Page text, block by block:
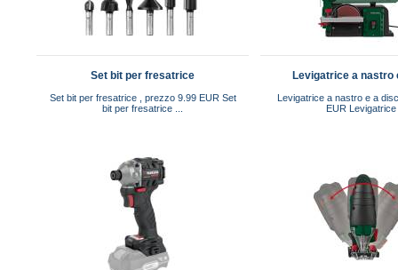
Set bit per fresatrice
Set bit per fresatrice , prezzo 9.99 EUR Set
bit per fresatrice ...
Levigatrice a nastro
Levigatrice a nastro e a
EUR Levigatrice